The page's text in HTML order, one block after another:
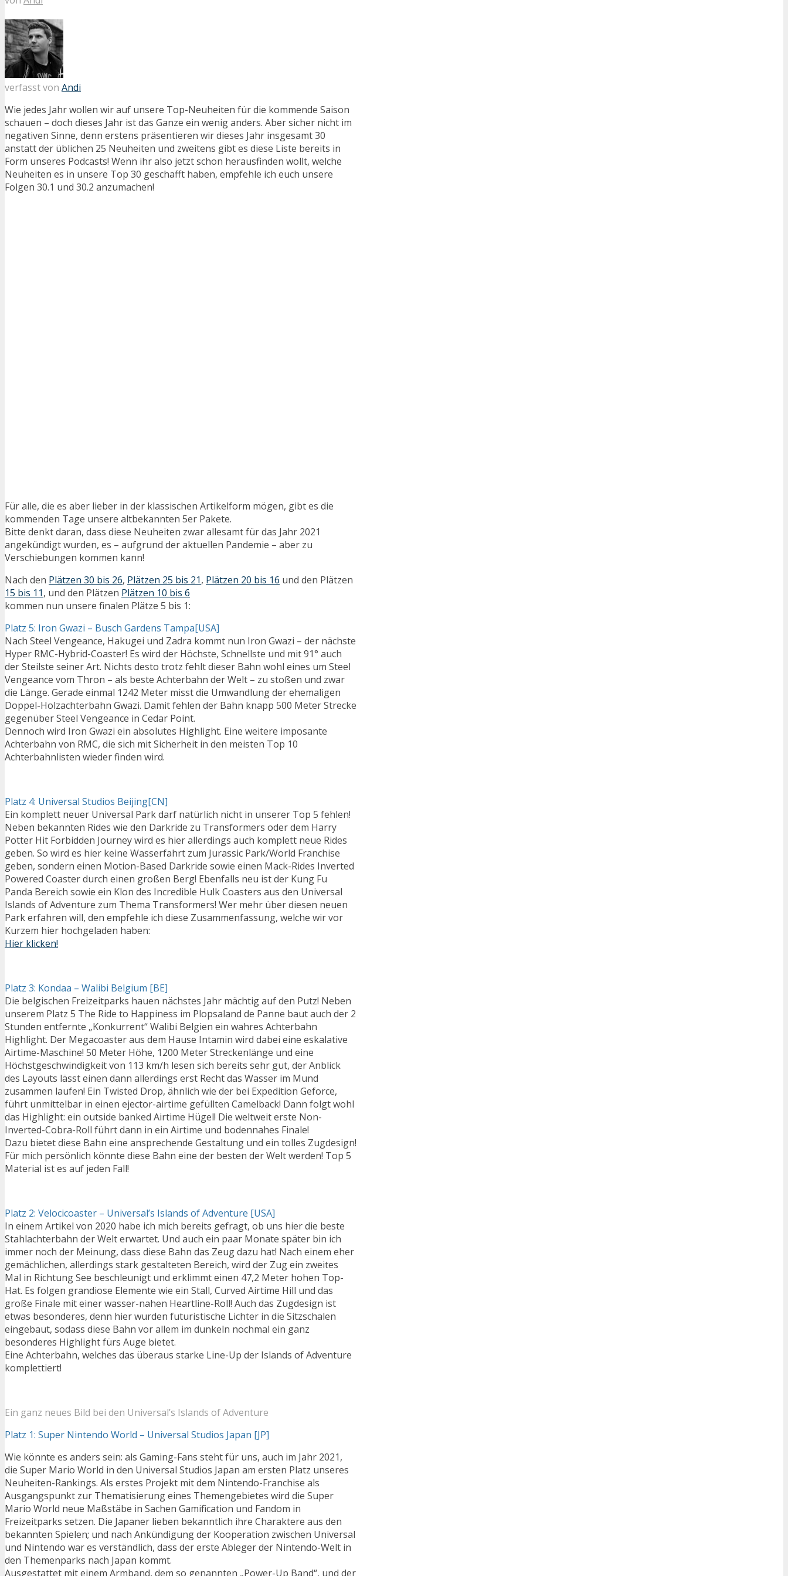
verfasst von Andi
Wie jedes Jahr wollen wir auf unsere Top-Neuheiten für die kommende Saison
schauen – doch dieses Jahr ist das Ganze ein wenig anders. Aber sicher nicht im
negativen Sinne, denn erstens präsentieren wir dieses Jahr insgesamt 30
anstatt der üblichen 25 Neuheiten und zweitens gibt es diese Liste bereits in
Form unseres Podcasts! Wenn ihr also jetzt schon herausfinden wollt, welche
Neuheiten es in unsere Top 30 geschafft haben, empfehle ich euch unsere
Folgen 30.1 und 30.2 anzumachen!
Für alle, die es aber lieber in der klassischen Artikelform mögen, gibt es die
kommenden Tage unsere altbekannten 5er Pakete.
Bitte denkt daran, dass diese Neuheiten zwar allesamt für das Jahr 2021
angekündigt wurden, es – aufgrund der aktuellen Pandemie – aber zu
Verschiebungen kommen kann!
Nach den Plätzen 30 bis 26, Plätzen 25 bis 21, Plätzen 20 bis 16 und den Plätzen
15 bis 11, und den Plätzen Plätzen 10 bis 6
kommen nun unsere finalen Plätze 5 bis 1:
Platz 5: Iron Gwazi – Busch Gardens Tampa[USA]
Nach Steel Vengeance, Hakugei und Zadra kommt nun Iron Gwazi – der nächste
Hyper RMC-Hybrid-Coaster! Es wird der Höchste, Schnellste und mit 91° auch
der Steilste seiner Art. Nichts desto trotz fehlt dieser Bahn wohl eines um Steel
Vengeance vom Thron – als beste Achterbahn der Welt – zu stoßen und zwar
die Länge. Gerade einmal 1242 Meter misst die Umwandlung der ehemaligen
Doppel-Holzachterbahn Gwazi. Damit fehlen der Bahn knapp 500 Meter Strecke
gegenüber Steel Vengeance in Cedar Point.
Dennoch wird Iron Gwazi ein absolutes Highlight. Eine weitere imposante
Achterbahn von RMC, die sich mit Sicherheit in den meisten Top 10
Achterbahnlisten wieder finden wird.
Platz 4: Universal Studios Beijing[CN]
Ein komplett neuer Universal Park darf natürlich nicht in unserer Top 5 fehlen!
Neben bekannten Rides wie den Darkride zu Transformers oder dem Harry
Potter Hit Forbidden Journey wird es hier allerdings auch komplett neue Rides
geben. So wird es hier keine Wasserfahrt zum Jurassic Park/World Franchise
geben, sondern einen Motion-Based Darkride sowie einen Mack-Rides Inverted
Powered Coaster durch einen großen Berg! Ebenfalls neu ist der Kung Fu
Panda Bereich sowie ein Klon des Incredible Hulk Coasters aus den Universal
Islands of Adventure zum Thema Transformers! Wer mehr über diesen neuen
Park erfahren will, den empfehle ich diese Zusammenfassung, welche wir vor
Kurzem hier hochgeladen haben:
Hier klicken!
Platz 3: Kondaa – Walibi Belgium [BE]
Die belgischen Freizeitparks hauen nächstes Jahr mächtig auf den Putz! Neben
unserem Platz 5 The Ride to Happiness im Plopsaland de Panne baut auch der 2
Stunden entfernte „Konkurrent“ Walibi Belgien ein wahres Achterbahn
Highlight. Der Megacoaster aus dem Hause Intamin wird dabei eine eskalative
Airtime-Maschine! 50 Meter Höhe, 1200 Meter Streckenlänge und eine
Höchstgeschwindigkeit von 113 km/h lesen sich bereits sehr gut, der Anblick
des Layouts lässt einen dann allerdings erst Recht das Wasser im Mund
zusammen laufen! Ein Twisted Drop, ähnlich wie der bei Expedition Geforce,
führt unmittelbar in einen ejector-airtime gefüllten Camelback! Dann folgt wohl
das Highlight: ein outside banked Airtime Hügel! Die weltweit erste Non-
Inverted-Cobra-Roll führt dann in ein Airtime und bodennahes Finale!
Dazu bietet diese Bahn eine ansprechende Gestaltung und ein tolles Zugdesign!
Für mich persönlich könnte diese Bahn eine der besten der Welt werden! Top 5
Material ist es auf jeden Fall!
Platz 2: Velocicoaster – Universal’s Islands of Adventure [USA]
In einem Artikel von 2020 habe ich mich bereits gefragt, ob uns hier die beste
Stahlachterbahn der Welt erwartet. Und auch ein paar Monate später bin ich
immer noch der Meinung, dass diese Bahn das Zeug dazu hat! Nach einem eher
gemächlichen, allerdings stark gestalteten Bereich, wird der Zug ein zweites
Mal in Richtung See beschleunigt und erklimmt einen 47,2 Meter hohen Top-
Hat. Es folgen grandiose Elemente wie ein Stall, Curved Airtime Hill und das
große Finale mit einer wasser-nahen Heartline-Roll! Auch das Zugdesign ist
etwas besonderes, denn hier wurden futuristische Lichter in die Sitzschalen
eingebaut, sodass diese Bahn vor allem im dunkeln nochmal ein ganz
besonderes Highlight fürs Auge bietet.
Eine Achterbahn, welches das überaus starke Line-Up der Islands of Adventure
komplettiert!
Ein ganz neues Bild bei den Universal’s Islands of Adventure
Platz 1: Super Nintendo World – Universal Studios Japan [JP]
Wie könnte es anders sein: als Gaming-Fans steht für uns, auch im Jahr 2021,
die Super Mario World in den Universal Studios Japan am ersten Platz unseres
Neuheiten-Rankings. Als erstes Projekt mit dem Nintendo-Franchise als
Ausgangspunkt zur Thematisierung eines Themengebietes wird die Super
Mario World neue Maßstäbe in Sachen Gamification und Fandom in
Freizeitparks setzen. Die Japaner lieben bekanntlich ihre Charaktere aus den
bekannten Spielen; und nach Ankündigung der Kooperation zwischen Universal
und Nintendo war es verständlich, dass der erste Ableger der Nintendo-Welt in
den Themenparks nach Japan kommt.
Ausgestattet mit einem Armband, dem so genannten „Power-Up Band“, und der